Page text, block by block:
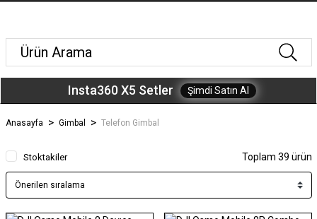
Insta360 X5 Setler Şimdi Satın Al
Anasayfa Gimbal Telefon Gimbal
Stoktakiler Toplam 39 ürün